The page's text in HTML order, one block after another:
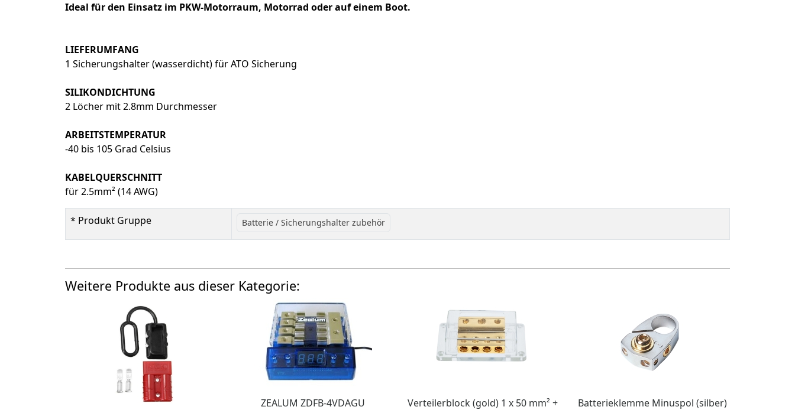
Ideal für den Einsatz im PKW-Motorraum, Motorrad oder auf einem Boot.
LIEFERUMFANG
1 Sicherungshalter (wasserdicht) für ATO Sicherung
SILIKONDICHTUNG
2 Löcher mit 2.8mm Durchmesser
ARBEITSTEMPERATUR
-40 bis 105 Grad Celsius
KABELQUERSCHNITT
für 2.5mm² (14 AWG)
* Produkt Gruppe Batterie / Sicherungshalter zubehör
Weitere Produkte aus dieser Kategorie:
ZEALUM ZDFB-4VDAGU
Verteilerblock (gold) 1 x 50 mm² +
Batterieklemme Minuspol (silber)